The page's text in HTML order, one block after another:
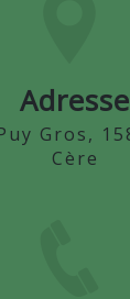
Adresse
Cère